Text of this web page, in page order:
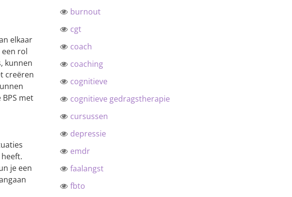
elkaar
rol
kunnen
creëren
met
je een
burnout
cgt
coach
coaching
cognitieve
cognitieve gedragstherapie
cursussen
depressie
emdr
faalangst
fbto